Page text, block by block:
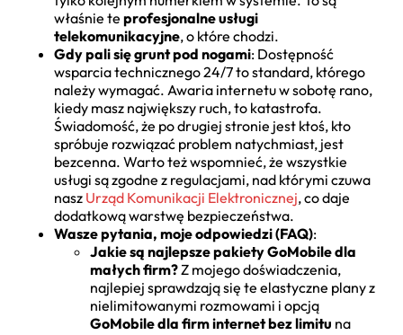
właśnie te profesjonalne usługi
telekomunikacyjne, o które chodzi.
Gdy pali się grunt pod nogami: Dostępność
wsparcia technicznego 24/7 to standard, którego
należy wymagać. Awaria internetu w sobotę rano,
kiedy masz największy ruch, to katastrofa.
Świadomość, że po drugiej stronie jest ktoś, kto
spróbuje rozwiązać problem natychmiast, jest
bezcenna. Warto też wspomnieć, że wszystkie
usługi są zgodne z regulacjami, nad którymi czuwa
nasz Urząd Komunikacji Elektronicznej, co daje
dodatkową warstwę bezpieczeństwa.
Wasze pytania, moje odpowiedzi (FAQ):
Jakie są najlepsze pakiety GoMobile dla
małych firm?Z mojego doświadczenia,
najlepiej sprawdzają się te elastyczne plany z
nielimitowanymi rozmowami i opcją
GoMobile dla firm internet bez limitu na